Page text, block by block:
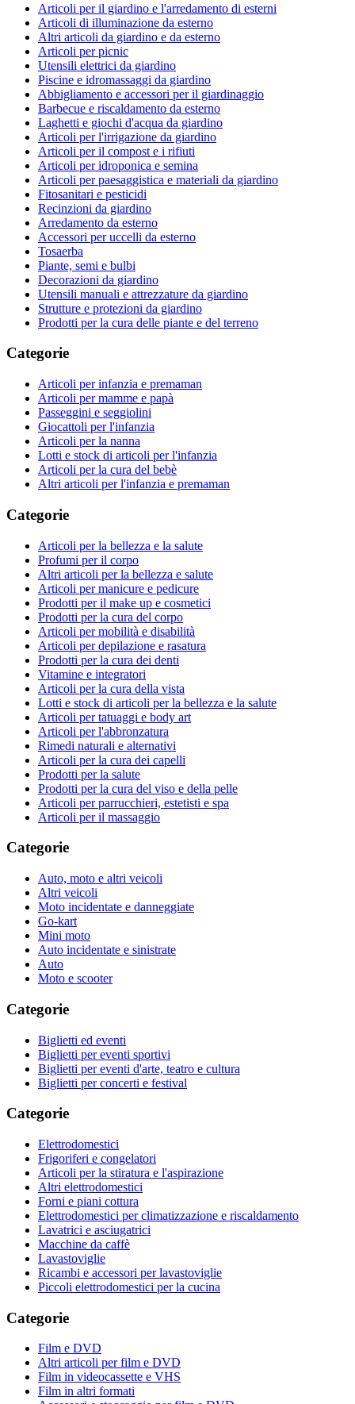
Articoli per il giardino e l'arredamento di esterni
Articoli di illuminazione da esterno
Altri articoli da giardino e da esterno
Articoli per picnic
Utensili elettrici da giardino
Piscine e idromassaggi da giardino
Abbigliamento e accessori per il giardinaggio
Barbecue e riscaldamento da esterno
Laghetti e giochi d'acqua da giardino
Articoli per l'irrigazione da giardino
Articoli per il compost e i rifiuti
Articoli per idroponica e semina
Articoli per paesaggistica e materiali da giardino
Fitosanitari e pesticidi
Recinzioni da giardino
Arredamento da esterno
Accessori per uccelli da esterno
Tosaerba
Piante, semi e bulbi
Decorazioni da giardino
Utensili manuali e attrezzature da giardino
Strutture e protezioni da giardino
Prodotti per la cura delle piante e del terreno
Categorie
Articoli per infanzia e premaman
Articoli per mamme e papà
Passeggini e seggiolini
Giocattoli per l'infanzia
Articoli per la nanna
Lotti e stock di articoli per l'infanzia
Articoli per la cura del bebè
Altri articoli per l'infanzia e premaman
Categorie
Articoli per la bellezza e la salute
Profumi per il corpo
Altri articoli per la bellezza e salute
Articoli per manicure e pedicure
Prodotti per il make up e cosmetici
Prodotti per la cura del corpo
Articoli per mobilità e disabilità
Articoli per depilazione e rasatura
Prodotti per la cura dei denti
Vitamine e integratori
Articoli per la cura della vista
Lotti e stock di articoli per la bellezza e la salute
Articoli per tatuaggi e body art
Articoli per l'abbronzatura
Rimedi naturali e alternativi
Articoli per la cura dei capelli
Prodotti per la salute
Prodotti per la cura del viso e della pelle
Articoli per parrucchieri, estetisti e spa
Articoli per il massaggio
Categorie
Auto, moto e altri veicoli
Altri veicoli
Moto incidentate e danneggiate
Go-kart
Mini moto
Auto incidentate e sinistrate
Auto
Moto e scooter
Categorie
Biglietti ed eventi
Biglietti per eventi sportivi
Biglietti per eventi d'arte, teatro e cultura
Biglietti per concerti e festival
Categorie
Elettrodomestici
Frigoriferi e congelatori
Articoli per la stiratura e l'aspirazione
Altri elettrodomestici
Forni e piani cottura
Elettrodomestici per climatizzazione e riscaldamento
Lavatrici e asciugatrici
Macchine da caffè
Lavastoviglie
Ricambi e accessori per lavastoviglie
Piccoli elettrodomestici per la cucina
Categorie
Film e DVD
Altri articoli per film e DVD
Film in videocassette e VHS
Film in altri formati